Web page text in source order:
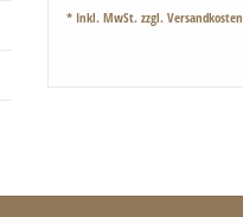
* Inkl. MwSt. zzgl. Versandkosten